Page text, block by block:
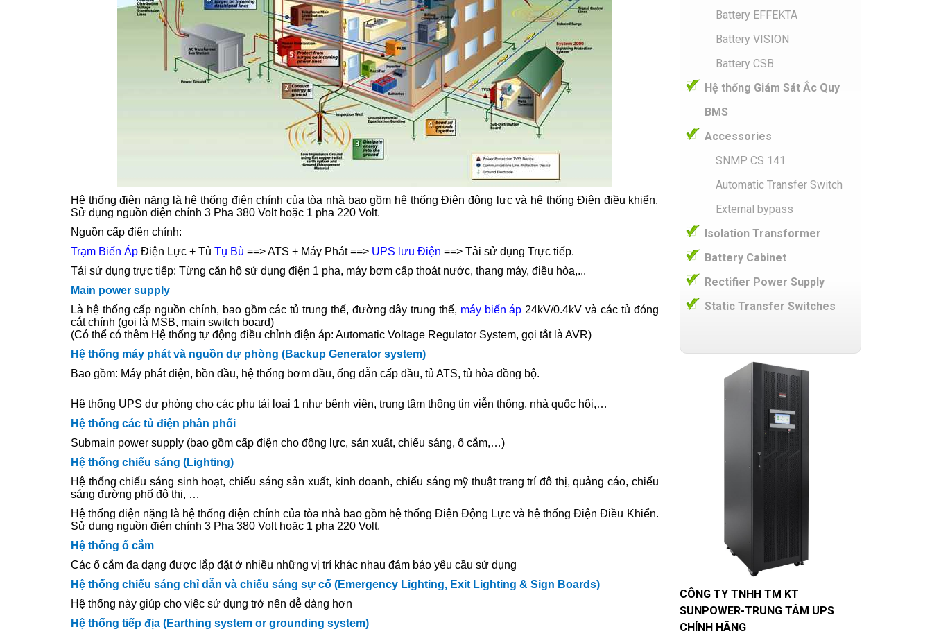
Hệ thống điện nặng là hệ thống điện chính của tòa nhà bao gồm hệ thống Điện động lực và hệ thống Điện điều khiển.
Sử dụng nguồn điện chính 3 Pha 380 Volt hoặc 1 pha 220 Volt.
Nguồn cấp điện chính:
Trạm Biến Áp Điện Lực + Tủ Tụ Bù ==> ATS + Máy Phát ==> UPS lưu Điện ==> Tải sử dụng Trực tiếp.
Tải sử dụng trực tiếp: Từng căn hộ sử dụng điện 1 pha, máy bơm cấp thoát nước, thang máy, điều hòa,...
Main power supply
Là hệ thống cấp nguồn chính, bao gồm các tủ trung thế, đường dây trung thế, máy biến áp 24kV/0.4kV và các tủ đóng
cắt chính (gọi là MSB, main switch board)
(Có thể có thêm Hệ thống tự động điều chỉnh điện áp: Automatic Voltage Regulator System, gọi tắt là AVR)
Hệ thống máy phát và nguồn dự phòng (Backup Generator system)
Bao gồm: Máy phát điện, bồn dầu, hệ thống bơm dầu, ống dẫn cấp dầu, tủ ATS, tủ hòa đồng bộ.
Hệ thống UPS dự phòng cho các phụ tải loại 1 như bệnh viện, trung tâm thông tin viễn thông, nhà quốc hội,…
Hệ thống các tủ điện phân phối
Submain power supply (bao gồm cấp điện cho động lực, sản xuất, chiếu sáng, ổ cắm,…)
Hệ thống chiếu sáng (Lighting)
Hệ thống chiếu sáng sinh hoạt, chiếu sáng sản xuất, kinh doanh, chiếu sáng mỹ thuật trang trí đô thị, quảng cáo, chiếu
sáng đường phố đô thị, …
Hệ thống điện nặng là hệ thống điện chính của tòa nhà bao gồm hệ thống Điện Động Lực và hệ thống Điện Điều Khiển.
Sử dụng nguồn điện chính 3 Pha 380 Volt hoặc 1 pha 220 Volt.
Hệ thống ổ cắm
Các ổ cắm đa dạng được lắp đặt ở nhiều những vị trí khác nhau đảm bảo yêu cầu sử dụng
Hệ thống chiếu sáng chỉ dẫn và chiếu sáng sự cố (Emergency Lighting, Exit Lighting & Sign Boards)
Hệ thống này giúp cho việc sử dụng trở nên dễ dàng hơn
Hệ thống tiếp địa (Earthing system or grounding system)
Battery EFFEKTA
Battery VISION
Battery CSB
Hệ thống Giám Sát Ắc Quy
BMS
Accessories
SNMP CS 141
Automatic Transfer Switch
External bypass
Isolation Transformer
Battery Cabinet
Rectifier Power Supply
Static Transfer Switches
CÔNG TY TNHH TM KT
SUNPOWER-TRUNG TÂM UPS
CHÍNH HÃNG